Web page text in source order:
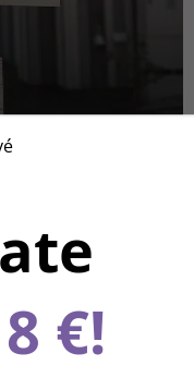
údolia.
zlepšujeme jeho
Ďakujeme a
€!